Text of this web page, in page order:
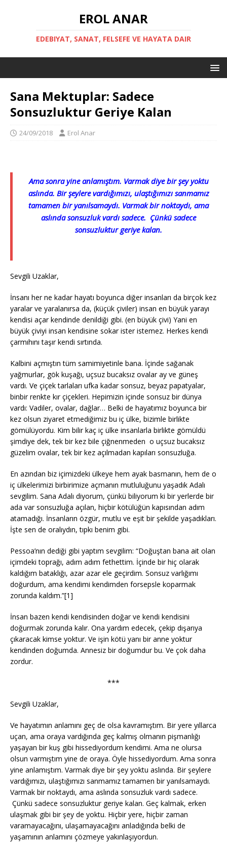
EROL ANAR
EDEBIYAT, SANAT, FELSEFE VE HAYATA DAIR
Sana Mektuplar: Sadece
Sonsuzluktur Geriye Kalan
24/09/2018 Erol Anar
Ama sonra yine anlamıştım. Varmak diye bir şey yoktu
aslında. Bir şeylere vardığımızı, ulaştığımızı sanmamız
tamamen bir yanılsamaydı. Varmak bir noktaydı, ama
aslında sonsuzluk vardı sadece. Çünkü sadece
sonsuzluktur geriye kalan.
Sevgili Uzaklar,
İnsanı her ne kadar hayatı boyunca diğer insanları da birçok kez
yaralar ve yaralanırsa da, (küçük çiviler) insan en büyük yarayı
kendisi açar kendinde denildiği gibi. (en büyük çivi) Yani en
büyük çiviyi insan kendisine sokar ister istemez. Herkes kendi
çarmıhını taşır kendi sırtında.
Kalbini açmıştın tüm samimiyetinle bana. İçinde sağanak
yağmurlar, gök kuşağı, uçsuz bucaksız ovalar ay ve güneş
vardı. Ve çiçek tarlaları ufka kadar sonsuz, beyaz papatyalar,
binbir renkte kır çiçekleri. Hepimizin içinde sonsuz bir dünya
vardı: Vadiler, ovalar, dağlar… Belki de hayatımız boyunca bir
kez olsun ziyaret etmediğimiz bu iç ülke, bizimle birlikte
gömülüyordu. Kim bilir kaç iç ülke insanlarla birlikte gömüldü
şimdiye dek, tek bir kez bile çiğnenmeden o uçsuz bucaksız
güzelim ovalar, tek bir kez açılmadan kapıları sonsuzluğa.
En azından biz içimizdeki ülkeye hem ayak basmanın, hem de o
iç ülkelerimizi birbirimize açmanın mutluluğunu yaşadık Adalı
sevgilim. Sana Adalı diyorum, çünkü biliyorum ki bir yerlerde bir
ada var sonsuzluğa açılan, hiçbir kötülüğün kapısından adım
atamadığı. İnsanların özgür, mutlu ve eşit bir şekilde yaşadıkları.
İşte sen de oralıydın, tıpkı benim gibi.
Pessoa’nın dediği gibi yaptım sevgilim: “Doğuştan bana ait olan
içimdeki toprağı, adım adım fethettim. İçinde bir hiç olarak
kaldığım bataklığı, azar azar ele geçirdim. Sonsuz varlığımı
doğurdum, ama kendimi kendimden forsepsle koparmak
zorunda kaldım.”[1]
İnsan bazen kendi kendisinden doğar ve kendi kendisini
doğurmak zorunda kalır. Ona yardım edecek, çekip dışarıya
çıkaracak kimse yoktur. Ve işin kötü yanı bir anne yoktur
kendinden doğumda. Annesiz bir doğumdur bu. Ve çok daha
zordur.
***
Sevgili Uzaklar,
Ve hayatımın anlamını geç de olsa kavramıştım. Bir yere yıllarca
uçan, ama oraya vardığında geç kalmış olmanın pişmanlığı
yaşayan bir kuş gibi hissediyordum kendimi. Ama ne olursa
olsun varmıştım yine de oraya. Öyle hissediyordum. Ama sonra
yine anlamıştım. Varmak diye bir şey yoktu aslında. Bir şeylere
vardığımızı, ulaştığımızı sanmamız tamamen bir yanılsamaydı.
Varmak bir noktaydı, ama aslında sonsuzluk vardı sadece.
Çünkü sadece sonsuzluktur geriye kalan. Geç kalmak, erken
ulaşmak gibi bir şey de yoktu. Hiçbir yere, hiçbir zaman
varamayacağını, ulaşamayacağını anladığında belki de
yaşamının anlamını çözmeye yakınlaşıyordun.